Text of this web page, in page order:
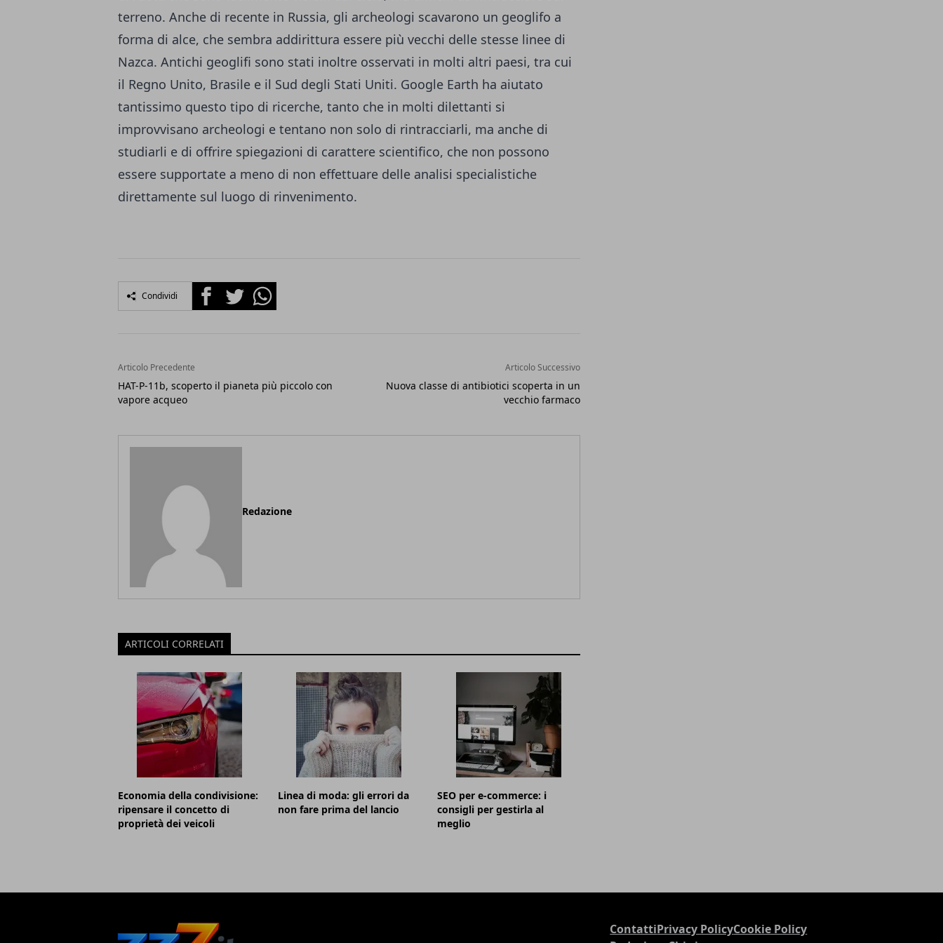
terreno. Anche di recente in Russia, gli archeologi scavarono un geoglifo a
forma di alce, che sembra addirittura essere più vecchi delle stesse linee di
Nazca. Antichi geoglifi sono stati inoltre osservati in molti altri paesi, tra cui
il Regno Unito, Brasile e il Sud degli Stati Uniti. Google Earth ha aiutato
tantissimo questo tipo di ricerche, tanto che in molti dilettanti si
improvvisano archeologi e tentano non solo di rintracciarli, ma anche di
studiarli e di offrire spiegazioni di carattere scientifico, che non possono
essere supportate a meno di non effettuare delle analisi specialistiche
direttamente sul luogo di rinvenimento.
Condividi FacebookTwitterWhatsapp
Articolo Precedente
HAT-P-11b, scoperto il pianeta più piccolo con
vapore acqueo
Articolo Successivo
Nuova classe di antibiotici scoperta in un
vecchio farmaco
Redazione
ARTICOLI CORRELATI
Economia della condivisione:
ripensare il concetto di
proprietà dei veicoli
Linea di moda: gli errori da
non fare prima del lancio
SEO per e-commerce: i
consigli per gestirla al
meglio
ContattiPrivacy PolicyCookie Policy